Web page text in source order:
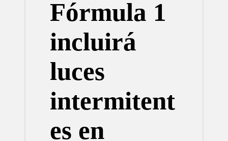
Fórmula 1
incluirá
luces
intermitent
es en